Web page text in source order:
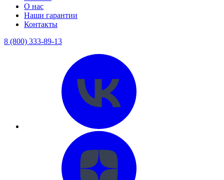
О нас
Наши гарантии
Контакты
8 (800) 333-89-13